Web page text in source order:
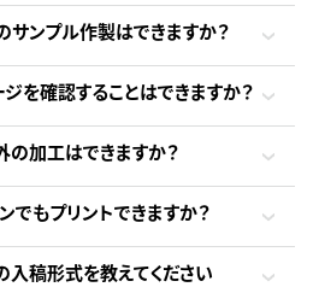
サンプル作製はできますか？
を確認することはできますか？
の加工はできますか？
でもプリントできますか？
入稿形式を教えてください